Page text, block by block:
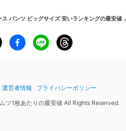
ス パンツ ビッグサイズ 安いランキングの最安値
運営者情報
プライバシーポリシー
ツ1枚あたりの最安値 All Rights Reserved.